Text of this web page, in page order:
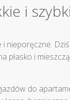
i
i nieporęczne.
płasko i
do